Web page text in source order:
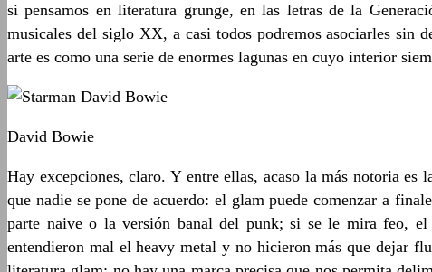
si pensamos en literatura grunge, en las letras de la
musicales del siglo XX, a casi todos podremos asociarles sin
arte es como una serie de enormes lagunas en cuyo interior
David Bowie
Hay excepciones, claro. Y entre ellas, acaso la más notoria
que nadie se pone de acuerdo: el glam puede comenzar a
parte naive o la versión banal del punk; si se le mira feo, el
entendieron mal el heavy metal y no hicieron más que dejar